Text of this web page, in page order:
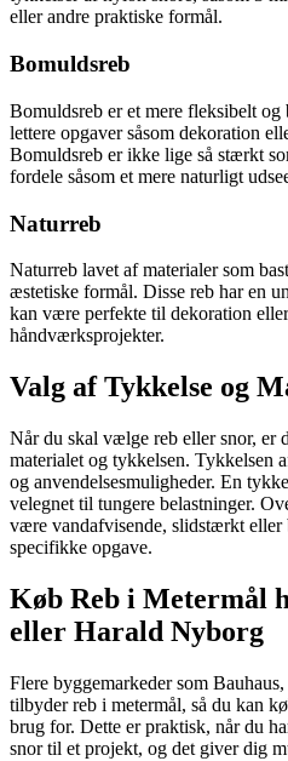
eller andre praktiske formål.
Bomuldsreb
Bomuldsreb er et mere fleksibelt og
lettere opgaver såsom dekoration
Bomuldsreb er ikke lige så stærkt
fordele såsom et mere naturligt
Naturreb
Naturreb lavet af materialer som
æstetiske formål. Disse reb har en
kan være perfekte til dekoration
håndværksprojekter.
Valg af Tykkelse og
Når du skal vælge reb eller snor, er
materialet og tykkelsen. Tykkelsen
og anvendelsesmuligheder. En
velegnet til tungere belastninger.
være vandafvisende, slidstærkt
specifikke opgave.
Køb Reb i Metermål
eller Harald Nyborg
Flere byggemarkeder som
tilbyder reb i metermål, så du kan
brug for. Dette er praktisk, når du
snor til et projekt, og det giver dig